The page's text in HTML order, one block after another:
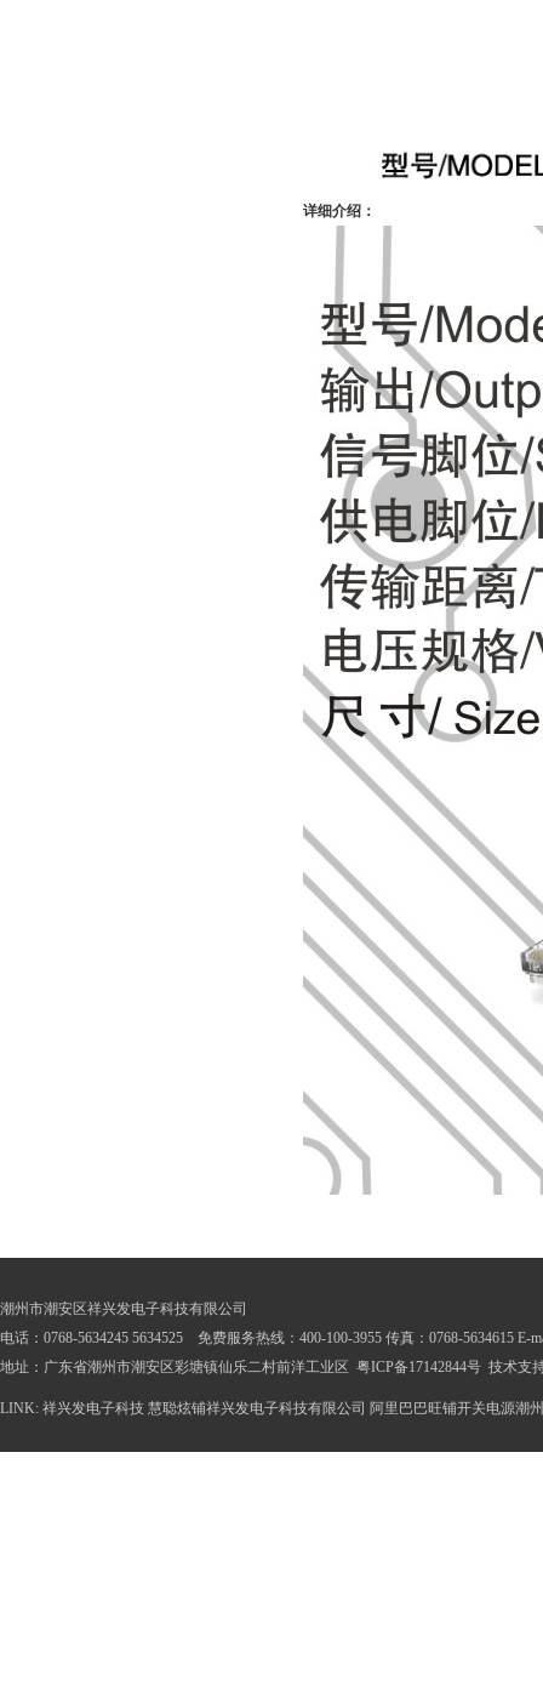
详细介绍：
潮州市潮安区祥兴发电子科技有限公司
电话：0768-5634245 5634525 免费服务热线：400-100-3955 传真：0768-5634615 E-
地址：广东省潮州市潮安区彩塘镇仙乐二村前洋工业区 粤ICP备17142844号 技术支
LINK: 祥兴发电子科技 慧聪炫铺祥兴发电子科技有限公司 阿里巴巴旺铺开关电源潮